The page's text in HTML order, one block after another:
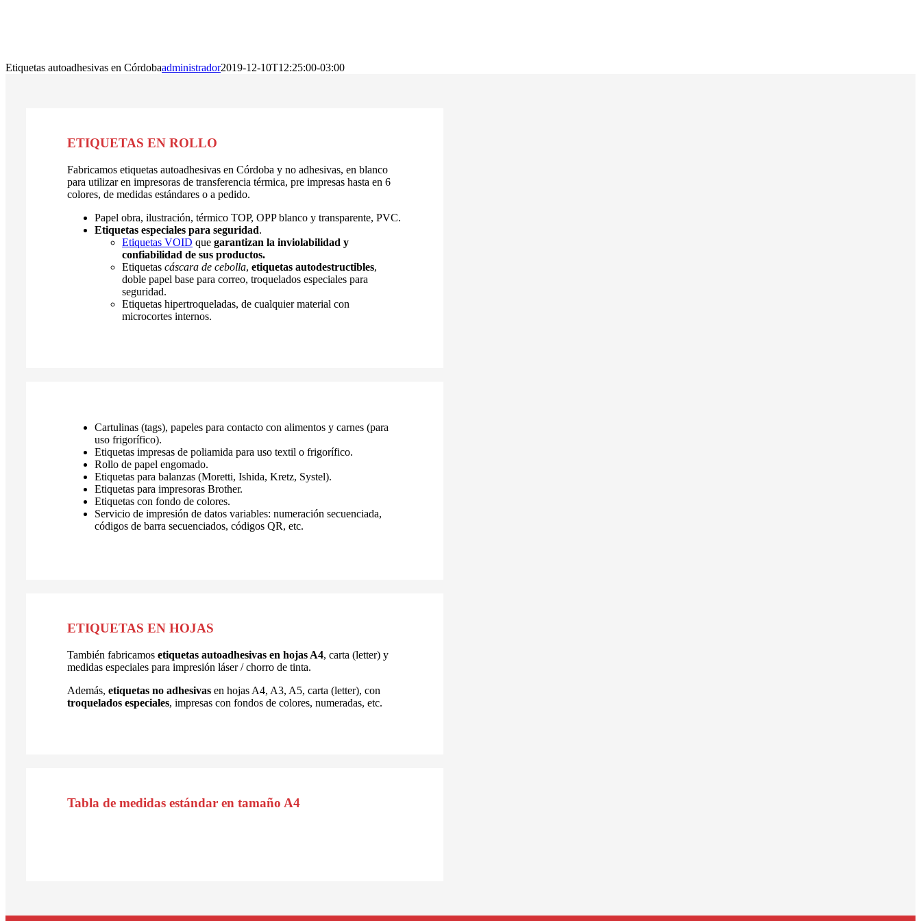
Etiquetas autoadhesivas en Córdobaadministrador2019-12-10T12:25:00-03:00
ETIQUETAS EN ROLLO
Fabricamos etiquetas autoadhesivas en Córdoba y no adhesivas, en blanco
para utilizar en impresoras de transferencia térmica, pre impresas hasta en 6
colores, de medidas estándares o a pedido.
Papel obra, ilustración, térmico TOP, OPP blanco y transparente, PVC.
Etiquetas especiales para seguridad.
Etiquetas VOID que garantizan la inviolabilidad y
confiabilidad de sus productos.
Etiquetas cáscara de cebolla, etiquetas autodestructibles,
doble papel base para correo, troquelados especiales para
seguridad.
Etiquetas hipertroqueladas, de cualquier material con
microcortes internos.
Cartulinas (tags), papeles para contacto con alimentos y carnes (para
uso frigorífico).
Etiquetas impresas de poliamida para uso textil o frigorífico.
Rollo de papel engomado.
Etiquetas para balanzas (Moretti, Ishida, Kretz, Systel).
Etiquetas para impresoras Brother.
Etiquetas con fondo de colores.
Servicio de impresión de datos variables: numeración secuenciada,
códigos de barra secuenciados, códigos QR, etc.
ETIQUETAS EN HOJAS
También fabricamos etiquetas autoadhesivas en hojas A4, carta (letter) y
medidas especiales para impresión láser / chorro de tinta.
Además, etiquetas no adhesivas en hojas A4, A3, A5, carta (letter), con
troquelados especiales, impresas con fondos de colores, numeradas, etc.
Tabla de medidas estándar en tamaño A4